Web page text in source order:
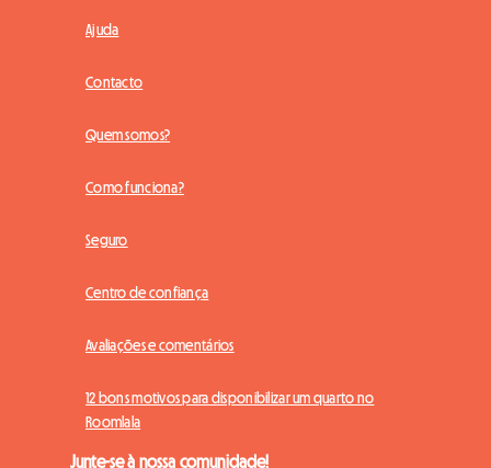
Ajuda
Contacto
Quem somos?
Como funciona?
Seguro
Centro de confiança
Avaliações e comentários
12 bons motivos para disponibilizar um quarto no
Roomlala
Junte-se à nossa comunidade!